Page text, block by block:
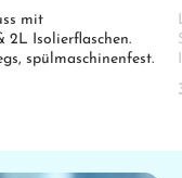
mit
2L Isolierflaschen.
spülmaschinenfest.